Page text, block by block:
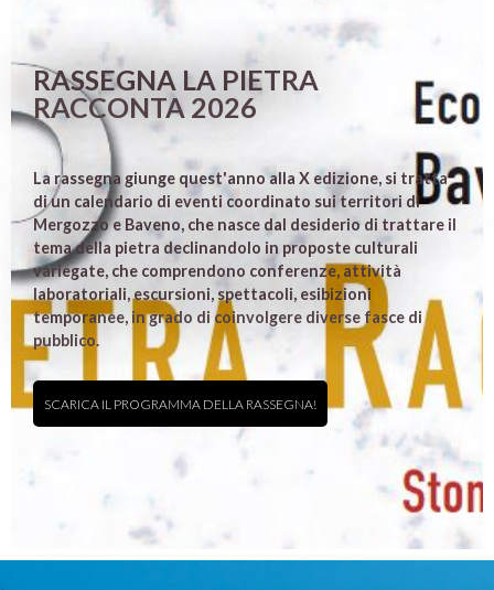
RASSEGNA LA PIETRA
RACCONTA 2026
La rassegna giunge quest'anno alla X edizione, si tratta
di un calendario di eventi coordinato sui territori di
Mergozzo e Baveno, che nasce dal desiderio di trattare il
tema della pietra declinandolo in proposte culturali
variegate, che comprendono conferenze, attività
laboratoriali, escursioni, spettacoli, esibizioni
temporanee, in grado di coinvolgere diverse fasce di
pubblico.
SCARICA IL PROGRAMMA DELLA RASSEGNA!